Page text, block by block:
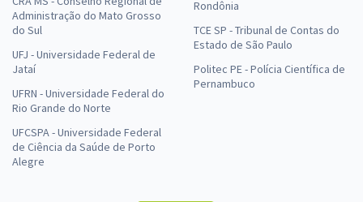
Administração do Mato Grosso
do Sul
UFJ - Universidade Federal de
Jataí
UFRN - Universidade Federal do
Rio Grande do Norte
UFCSPA - Universidade Federal
de Ciência da Saúde de Porto
Alegre
Rondônia
TCE SP - Tribunal de Contas do
Estado de São Paulo
Politec PE - Polícia Científica de
Pernambuco